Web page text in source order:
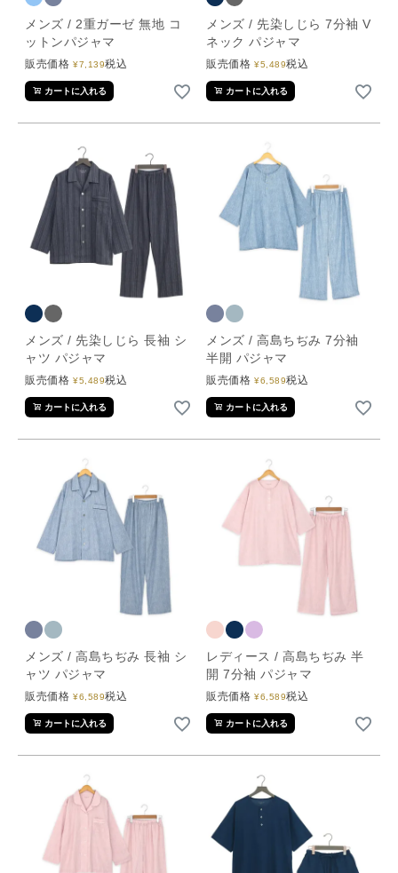
メンズ / 2重ガーゼ 無地 コ
ットンパジャマ
販売価格 ¥7,139税込
カートに入れる
メンズ / 先染しじら 7分袖 V
ネック パジャマ
販売価格 ¥5,489税込
カートに入れる
メンズ / 先染しじら 長袖 シ
ャツ パジャマ
販売価格 ¥5,489税込
カートに入れる
メンズ / 高島ちぢみ 7分袖
半開 パジャマ
販売価格 ¥6,589税込
カートに入れる
メンズ / 高島ちぢみ 長袖 シ
ャツ パジャマ
販売価格 ¥6,589税込
カートに入れる
レディース / 高島ちぢみ 半
開 7分袖 パジャマ
販売価格 ¥6,589税込
カートに入れる